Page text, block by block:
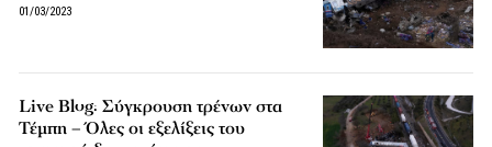
01/03/2023
Live Blog: Σύγκρουση τρένων στα
Τέμπη – Όλες οι εξελίξεις του